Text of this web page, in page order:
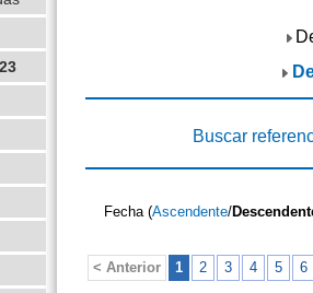
Buscar
Fecha (Ascendente/
< Anterior 1 2 3 4 5 6